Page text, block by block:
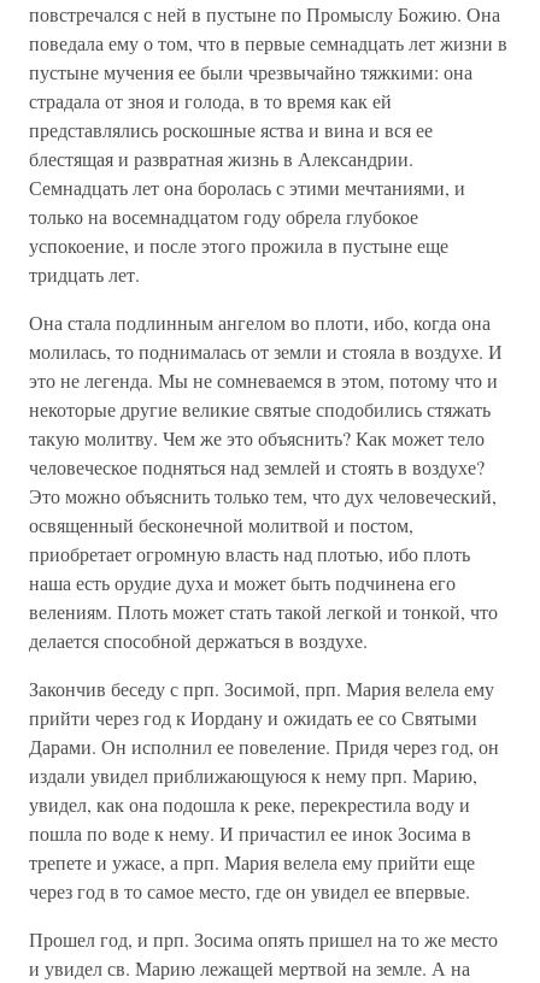
повстречался с ней в пустыне по Промыслу Божию. Она
поведала ему о том, что в первые семнадцать лет жизни в
пустыне мучения ее были чрезвычайно тяжкими: она
страдала от зноя и голода, в то время как ей
представлялись роскошные яства и вина и вся ее
блестящая и развратная жизнь в Александрии.
Семнадцать лет она боролась с этими мечтаниями, и
только на восемнадцатом году обрела глубокое
успокоение, и после этого прожила в пустыне еще
тридцать лет.
Она стала подлинным ангелом во плоти, ибо, когда она
молилась, то поднималась от земли и стояла в воздухе. И
это не легенда. Мы не сомневаемся в этом, потому что и
некоторые другие великие святые сподобились стяжать
такую молитву. Чем же это объяснить? Как может тело
человеческое подняться над землей и стоять в воздухе?
Это можно объяснить только тем, что дух человеческий,
освященный бесконечной молитвой и постом,
приобретает огромную власть над плотью, ибо плоть
наша есть орудие духа и может быть подчинена его
велениям. Плоть может стать такой легкой и тонкой, что
делается способной держаться в воздухе.
Закончив беседу с прп. Зосимой, прп. Мария велела ему
прийти через год к Иордану и ожидать ее со Святыми
Дарами. Он исполнил ее повеление. Придя через год, он
издали увидел приближающуюся к нему прп. Марию,
увидел, как она подошла к реке, перекрестила воду и
пошла по воде к нему. И причастил ее инок Зосима в
трепете и ужасе, а прп. Мария велела ему прийти еще
через год в то самое место, где он увидел ее впервые.
Прошел год, и прп. Зосима опять пришел на то же место
и увидел св. Марию лежащей мертвой на земле. А на